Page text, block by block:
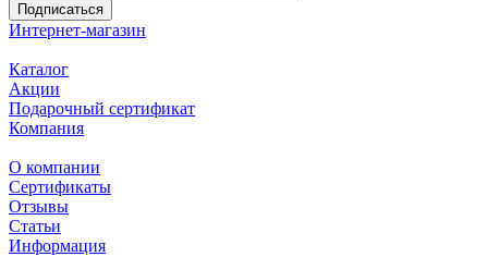
Подписаться
Интернет-магазин
Каталог
Акции
Подарочный сертификат
Компания
О компании
Сертификаты
Отзывы
Статьи
Информация